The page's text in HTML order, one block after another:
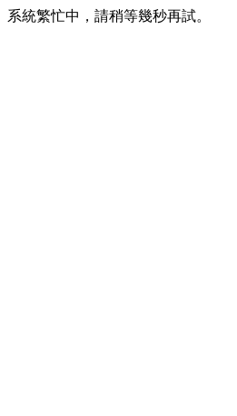
系統繁忙中，請稍等幾秒再試。